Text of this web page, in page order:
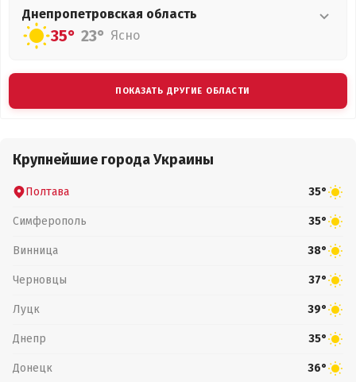
Днепропетровская область
35° 23° Ясно
ПОКАЗАТЬ ДРУГИЕ ОБЛАСТИ
Крупнейшие города Украины
Полтава 35°
Симферополь 35°
Винница 38°
Черновцы 37°
Луцк 39°
Днепр 35°
Донецк 36°